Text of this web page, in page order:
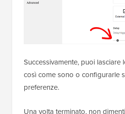
Successivamente, puoi lasciare
così come sono o configurarle
preferenze.
Una volta terminato, non